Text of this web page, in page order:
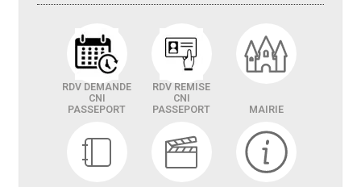
RDV DEMANDE
CNI
PASSEPORT
RDV REMISE
CNI
PASSEPORT
MAIRIE